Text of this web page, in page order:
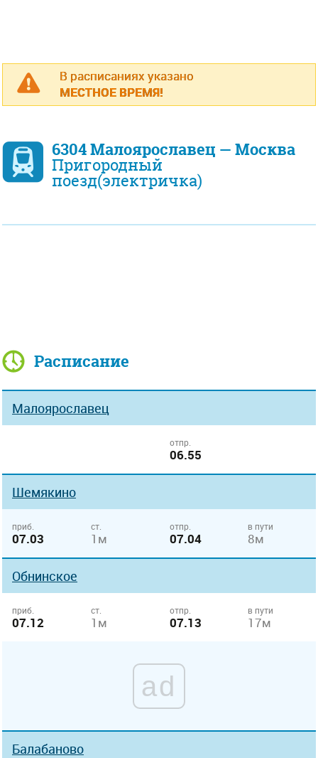
В расписаниях указано
МЕСТНОЕ ВРЕМЯ!
6304 Малоярославец — Москва
Пригородный
поезд(электричка)
Расписание
Малоярославец
отпр.
06.55
Шемякино
приб.
07.03
ст.
1м
отпр.
07.04
в пути
8м
Обнинское
приб.
07.12
ст.
1м
отпр.
07.13
в пути
17м
ad
Балабаново